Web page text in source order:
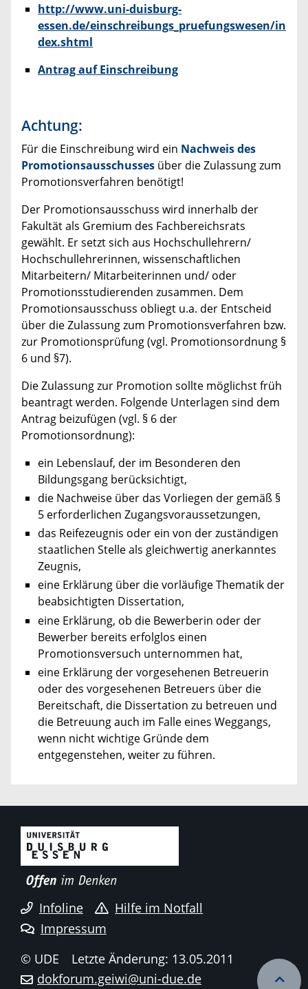
http://www.uni-duisburg-
essen.de/einschreibungs_pruefungswesen/in
dex.shtml
Antrag auf Einschreibung
Achtung:
Für die Einschreibung wird ein Nachweis des
Promotionsausschusses über die Zulassung zum
Promotionsverfahren benötigt!
Der Promotionsausschuss wird innerhalb der
Fakultät als Gremium des Fachbereichsrats
gewählt. Er setzt sich aus Hochschullehrern/
Hochschullehrerinnen, wissenschaftlichen
Mitarbeitern/ Mitarbeiterinnen und/ oder
Promotionsstudierenden zusammen. Dem
Promotionsausschuss obliegt u.a. der Entscheid
über die Zulassung zum Promotionsverfahren bzw.
zur Promotionsprüfung (vgl. Promotionsordnung §
6 und §7).
Die Zulassung zur Promotion sollte möglichst früh
beantragt werden. Folgende Unterlagen sind dem
Antrag beizufügen (vgl. § 6 der
Promotionsordnung):
ein Lebenslauf, der im Besonderen den
Bildungsgang berücksichtigt,
die Nachweise über das Vorliegen der gemäß §
5 erforderlichen Zugangsvoraussetzungen,
das Reifezeugnis oder ein von der zuständigen
staatlichen Stelle als gleichwertig anerkanntes
Zeugnis,
eine Erklärung über die vorläufige Thematik der
beabsichtigten Dissertation,
eine Erklärung, ob die Bewerberin oder der
Bewerber bereits erfolglos einen
Promotionsversuch unternommen hat,
eine Erklärung der vorgesehenen Betreuerin
oder des vorgesehenen Betreuers über die
Bereitschaft, die Dissertation zu betreuen und
die Betreuung auch im Falle eines Weggangs,
wenn nicht wichtige Gründe dem
entgegenstehen, weiter zu führen.
Infoline
Hilfe im Notfall
Impressum
© UDE
Letzte Änderung: 13.05.2011
dokforum.geiwi@uni-due.de